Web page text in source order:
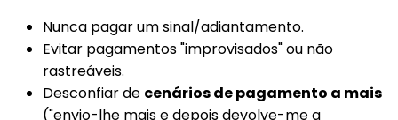
Nunca pagar um sinal/adiantamento.
Evitar pagamentos "improvisados" ou não
rastreáveis.
Desconfiar de cenários de pagamento a mais
("envio-lhe mais e depois devolve-me a